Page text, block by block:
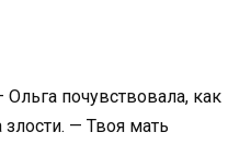
почувствовала, как
— Твоя мать